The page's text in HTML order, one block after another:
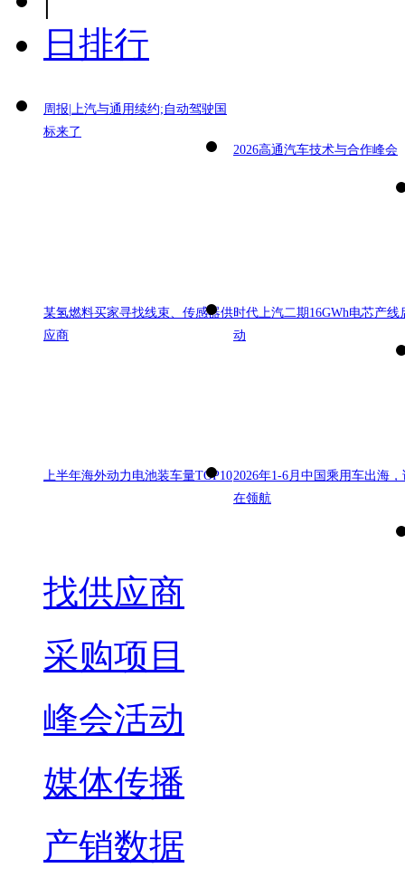
日排行
周报|上汽与通用续约;自动驾驶国
标来了
2026高通汽车技术与合作峰会
某氢燃料买家寻找线束、传感器供
应商
时代上汽二期16GWh电芯产线
动
上半年海外动力电池装车量TOP102026年1-6月中国乘用车出海，
在领航
找供应商
采购项目
峰会活动
媒体传播
产销数据